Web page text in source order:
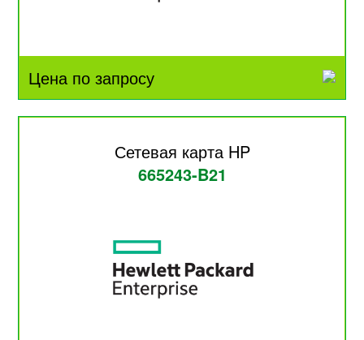
Цена по запросу
Сетевая карта HP
665243-B21